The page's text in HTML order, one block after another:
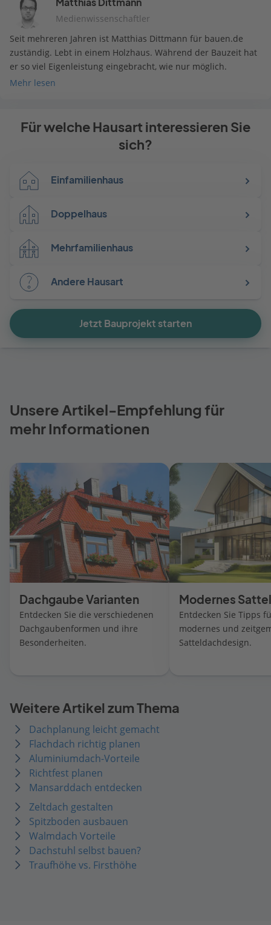
Medienwissenschaftler
Seit mehreren Jahren ist Matthias Dittmann für bauen.de
zuständig. Lebt in einem Holzhaus. Während der Bauzeit hat
er so viel Eigenleistung eingebracht, wie nur möglich.
Mehr lesen
Für welche Hausart interessieren Sie
sich?
Einfamilienhaus
Doppelhaus
Mehrfamilienhaus
Andere Hausart
Jetzt Bauprojekt starten
Unsere Artikel-Empfehlung für
mehr Informationen
Dachgaube Varianten
Entdecken Sie die verschiedenen
Dachgaubenformen und ihre
Besonderheiten.
Modernes
Entdecken Sie Tipps
modernes und
Satteldachdesign.
Weitere Artikel zum Thema
Dachplanung leicht gemacht
Flachdach richtig planen
Aluminiumdach-Vorteile
Richtfest planen
Mansarddach entdecken
Zeltdach gestalten
Spitzboden ausbauen
Walmdach Vorteile
Dachstuhl selbst bauen?
Traufhöhe vs. Firsthöhe